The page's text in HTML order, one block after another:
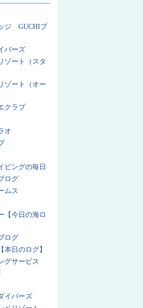
ジ GUCHIブ
バーズ
ゾート（スタ
ゾート（オー
クラブ
オ
ビングの毎日
ログ
ムス
【今日の海ロ
ログ
本日のログ】
グサービス
イバーズ